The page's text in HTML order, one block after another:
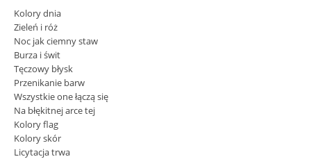
Kolory dnia
Zieleń i róż
Noc jak ciemny staw
Burza i świt
Tęczowy błysk
Przenikanie barw
Wszystkie one łączą się
Na błękitnej arce tej
Kolory flag
Kolory skór
Licytacja trwa